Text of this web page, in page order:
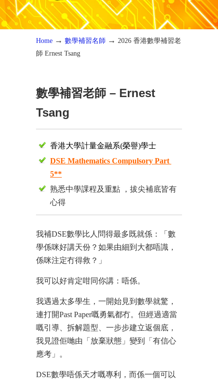
Home → 數學補習名師 → 2026 香港數學補習老
師 Ernest Tsang
數學補習老師 – Ernest
Tsang
香港大學計量金融系(榮譽)學⼠
DSE Mathematics Compulsory Part
5**
熟悉中學課程及重點 ，拔尖補底皆有
心得
我補DSE數學比人問得最多既就係：「數
學係咪好講天份？如果由細到大都唔識，
係咪注定冇得救？」
我可以好肯定咁同你講：唔係。
我遇過太多學生，一開始見到數學就驚，
連打開Past Paper嘅勇氣都冇。但經過適當
嘅引導、拆解題型、一步步建立返個底，
我見證佢哋由「放棄狀態」變到「有信心
應考」。
DSE數學唔係天才嘅專利，而係一個可以